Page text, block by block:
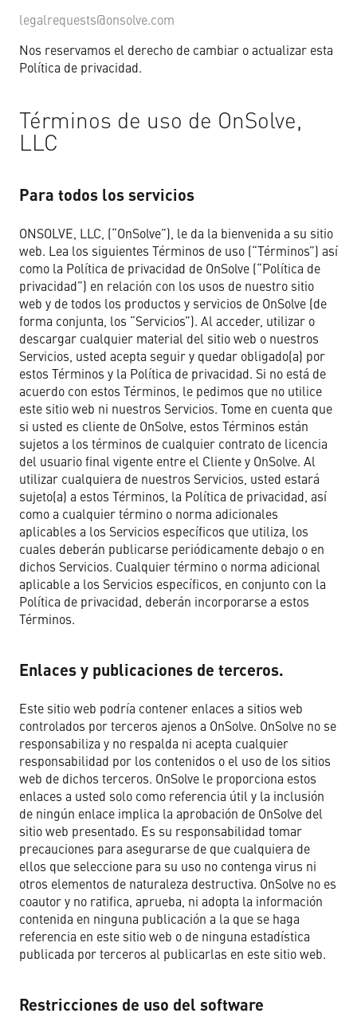
legalrequests@onsolve.com
Nos reservamos el derecho de cambiar o actualizar esta
Política de privacidad.
Términos de uso de OnSolve,
LLC
Para todos los servicios
ONSOLVE, LLC, (“OnSolve”), le da la bienvenida a su sitio
web. Lea los siguientes Términos de uso (“Términos”) así
como la Política de privacidad de OnSolve (“Política de
privacidad”) en relación con los usos de nuestro sitio
web y de todos los productos y servicios de OnSolve (de
forma conjunta, los “Servicios”). Al acceder, utilizar o
descargar cualquier material del sitio web o nuestros
Servicios, usted acepta seguir y quedar obligado(a) por
estos Términos y la Política de privacidad. Si no está de
acuerdo con estos Términos, le pedimos que no utilice
este sitio web ni nuestros Servicios. Tome en cuenta que
si usted es cliente de OnSolve, estos Términos están
sujetos a los términos de cualquier contrato de licencia
del usuario final vigente entre el Cliente y OnSolve. Al
utilizar cualquiera de nuestros Servicios, usted estará
sujeto(a) a estos Términos, la Política de privacidad, así
como a cualquier término o norma adicionales
aplicables a los Servicios específicos que utiliza, los
cuales deberán publicarse periódicamente debajo o en
dichos Servicios. Cualquier término o norma adicional
aplicable a los Servicios específicos, en conjunto con la
Política de privacidad, deberán incorporarse a estos
Términos.
Enlaces y publicaciones de terceros.
Este sitio web podría contener enlaces a sitios web
controlados por terceros ajenos a OnSolve. OnSolve no se
responsabiliza y no respalda ni acepta cualquier
responsabilidad por los contenidos o el uso de los sitios
web de dichos terceros. OnSolve le proporciona estos
enlaces a usted solo como referencia útil y la inclusión
de ningún enlace implica la aprobación de OnSolve del
sitio web presentado. Es su responsabilidad tomar
precauciones para asegurarse de que cualquiera de
ellos que seleccione para su uso no contenga virus ni
otros elementos de naturaleza destructiva. OnSolve no es
coautor y no ratifica, aprueba, ni adopta la información
contenida en ninguna publicación a la que se haga
referencia en este sitio web o de ninguna estadística
publicada por terceros al publicarlas en este sitio web.
Restricciones de uso del software